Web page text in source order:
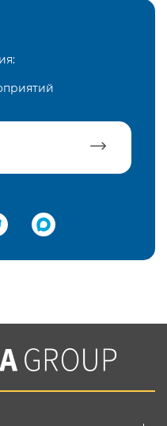
политикой